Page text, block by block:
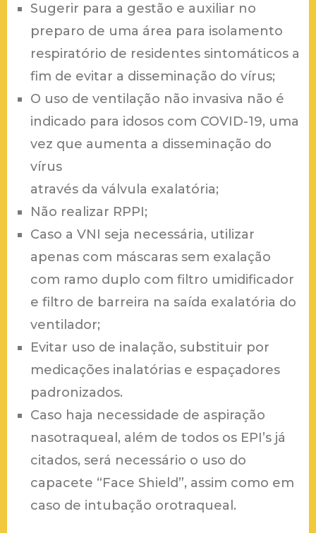
Sugerir para a gestão e auxiliar no
preparo de uma área para isolamento
respiratório de residentes sintomáticos a
fim de evitar a disseminação do vírus;
O uso de ventilação não invasiva não é
indicado para idosos com COVID-19, uma
vez que aumenta a disseminação do
vírus
através da válvula exalatória;
Não realizar RPPI;
Caso a VNI seja necessária, utilizar
apenas com máscaras sem exalação
com ramo duplo com filtro umidificador
e filtro de barreira na saída exalatória do
ventilador;
Evitar uso de inalação, substituir por
medicações inalatórias e espaçadores
padronizados.
Caso haja necessidade de aspiração
nasotraqueal, além de todos os EPI’s já
citados, será necessário o uso do
capacete “Face Shield”, assim como em
caso de intubação orotraqueal.